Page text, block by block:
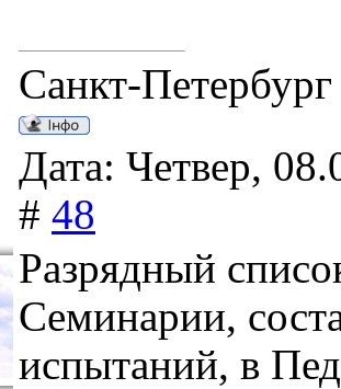
Санкт-Петербург
Дата: Четвер,
# 48
Разрядный
Семинарии,
испытаний, в